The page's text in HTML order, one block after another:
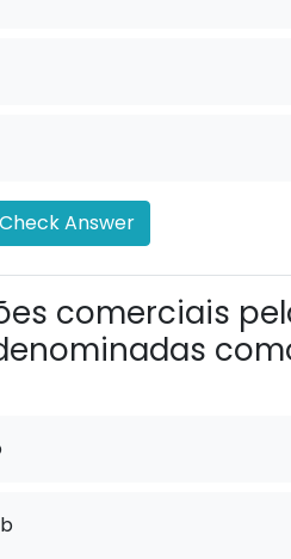
Check Answer
comerciais